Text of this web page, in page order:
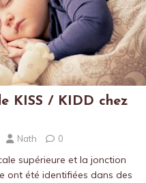
KISS / KIDD chez
Nath 0
supérieure et la jonction
ont été identifiées dans des